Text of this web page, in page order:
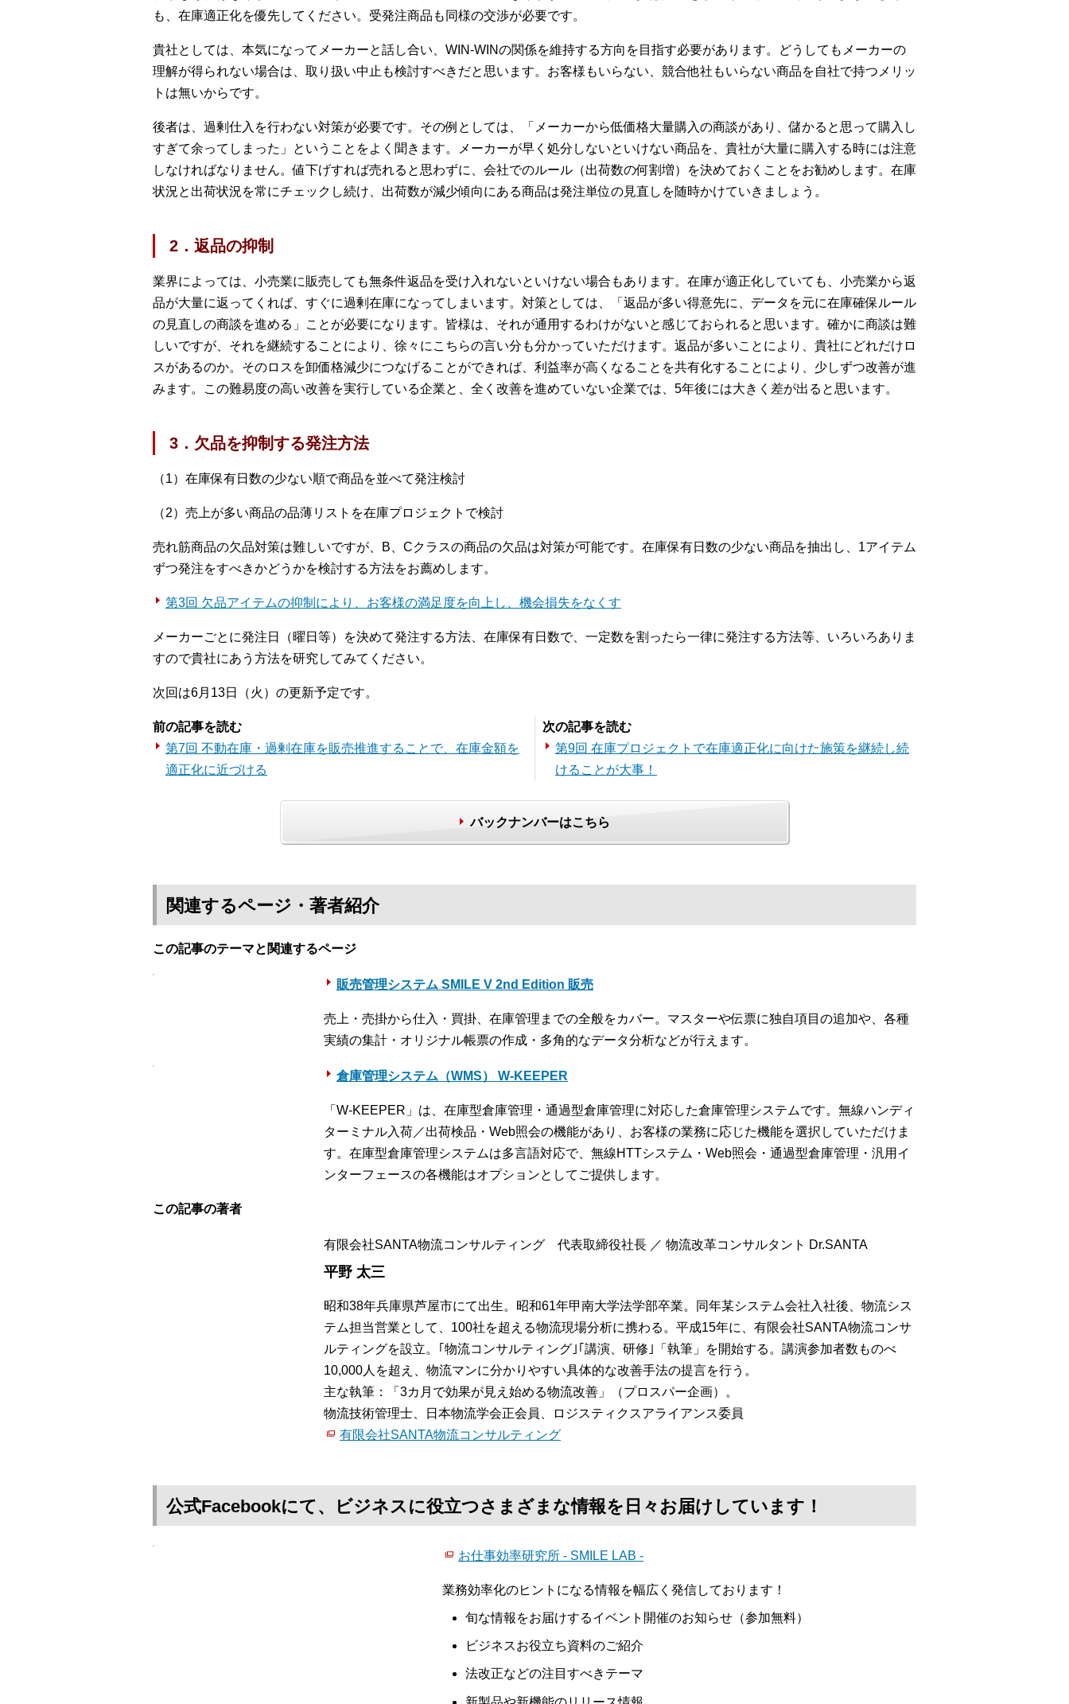
も、在庫適正化を優先してください。受発注商品も同様の交渉が必要です。
貴社としては、本気になってメーカーと話し合い、WIN-WINの関係を維持する方向を目指す必要があります。どうしてもメーカーの
理解が得られない場合は、取り扱い中止も検討すべきだと思います。お客様もいらない、競合他社もいらない商品を自社で持つメリッ
トは無いからです。
後者は、過剰仕入を行わない対策が必要です。その例としては、「メーカーから低価格大量購入の商談があり、儲かると思って購入し
すぎて余ってしまった」ということをよく聞きます。メーカーが早く処分しないといけない商品を、貴社が大量に購入する時には注意
しなければなりません。値下げすれば売れると思わずに、会社でのルール（出荷数の何割増）を決めておくことをお勧めします。在庫
状況と出荷状況を常にチェックし続け、出荷数が減少傾向にある商品は発注単位の見直しを随時かけていきましょう。
2．返品の抑制
業界によっては、小売業に販売しても無条件返品を受け入れないといけない場合もあります。在庫が適正化していても、小売業から返
品が大量に返ってくれば、すぐに過剰在庫になってしまいます。対策としては、「返品が多い得意先に、データを元に在庫確保ルール
の見直しの商談を進める」ことが必要になります。皆様は、それが通用するわけがないと感じておられると思います。確かに商談は難
しいですが、それを継続することにより、徐々にこちらの言い分も分かっていただけます。返品が多いことにより、貴社にどれだけロ
スがあるのか。そのロスを卸価格減少につなげることができれば、利益率が高くなることを共有化することにより、少しずつ改善が進
みます。この難易度の高い改善を実行している企業と、全く改善を進めていない企業では、5年後には大きく差が出ると思います。
3．欠品を抑制する発注方法
（1）在庫保有日数の少ない順で商品を並べて発注検討
（2）売上が多い商品の品薄リストを在庫プロジェクトで検討
売れ筋商品の欠品対策は難しいですが、B、Cクラスの商品の欠品は対策が可能です。在庫保有日数の少ない商品を抽出し、1アイテム
ずつ発注をすべきかどうかを検討する方法をお薦めします。
第3回 欠品アイテムの抑制により、お客様の満足度を向上し、機会損失をなくす
メーカーごとに発注日（曜日等）を決めて発注する方法、在庫保有日数で、一定数を割ったら一律に発注する方法等、いろいろありま
すので貴社にあう方法を研究してみてください。
次回は6月13日（火）の更新予定です。
前の記事を読む
第7回 不動在庫・過剰在庫を販売推進することで、在庫金額を
適正化に近づける
次の記事を読む
第9回 在庫プロジェクトで在庫適正化に向けた施策を継続し続
けることが大事！
バックナンバーはこちら
関連するページ・著者紹介
この記事のテーマと関連するページ
販売管理システム SMILE V 2nd Edition 販売
売上・売掛から仕入・買掛、在庫管理までの全般をカバー。マスターや伝票に独自項目の追加や、各種
実績の集計・オリジナル帳票の作成・多角的なデータ分析などが行えます。
倉庫管理システム（WMS） W-KEEPER
「W-KEEPER」は、在庫型倉庫管理・通過型倉庫管理に対応した倉庫管理システムです。無線ハンディ
ターミナル入荷／出荷検品・Web照会の機能があり、お客様の業務に応じた機能を選択していただけま
す。在庫型倉庫管理システムは多言語対応で、無線HTTシステム・Web照会・通過型倉庫管理・汎用イ
ンターフェースの各機能はオプションとしてご提供します。
この記事の著者
有限会社SANTA物流コンサルティング 代表取締役社長 ／ 物流改革コンサルタント Dr.SANTA
平野 太三
昭和38年兵庫県芦屋市にて出生。昭和61年甲南大学法学部卒業。同年某システム会社入社後、物流シス
テム担当営業として、100社を超える物流現場分析に携わる。平成15年に、有限会社SANTA物流コンサ
ルティングを設立。｢物流コンサルティング｣｢講演、研修｣「執筆」を開始する。講演参加者数ものべ
10,000人を超え、物流マンに分かりやすい具体的な改善手法の提言を行う。
主な執筆：「3カ月で効果が見え始める物流改善」（プロスパー企画）。
物流技術管理士、日本物流学会正会員、ロジスティクスアライアンス委員
有限会社SANTA物流コンサルティング
公式Facebookにて、ビジネスに役立つさまざまな情報を日々お届けしています！
お仕事効率研究所 - SMILE LAB -
業務効率化のヒントになる情報を幅広く発信しております！
旬な情報をお届けするイベント開催のお知らせ（参加無料）
ビジネスお役立ち資料のご紹介
法改正などの注目すべきテーマ